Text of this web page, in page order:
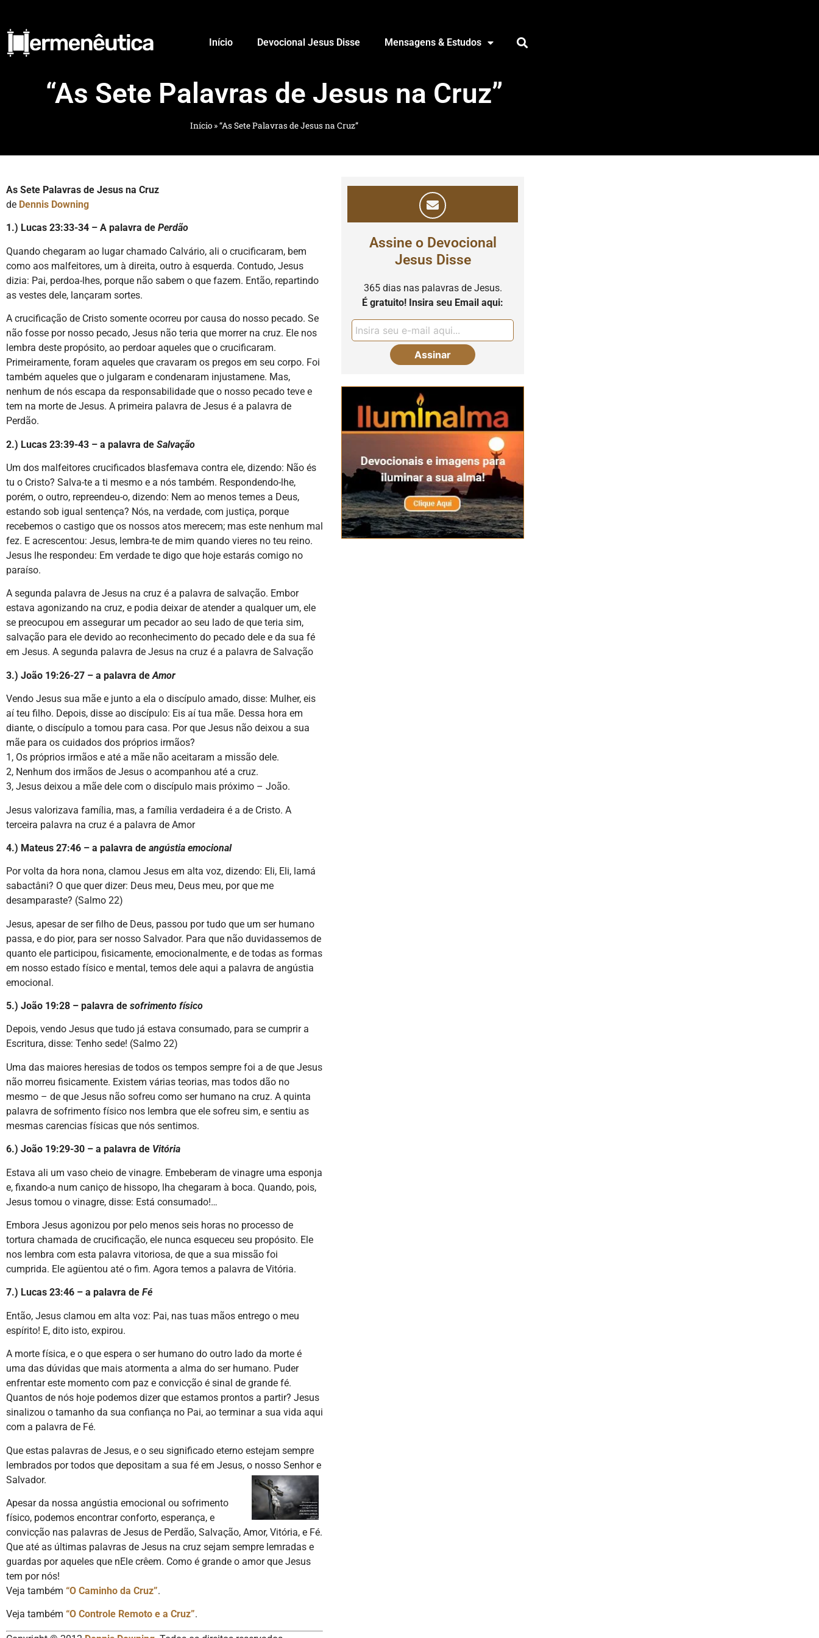
Início Devocional Jesus Disse Mensagens & Estudos
“As Sete Palavras de Jesus na Cruz”
Início »“As Sete Palavras de Jesus na Cruz”
As Sete Palavras de Jesus na Cruz
de Dennis Downing
1.) Lucas 23:33-34 – A palavra de Perdão
Quando chegaram ao lugar chamado Calvário, ali o crucificaram, bem
como aos malfeitores, um à direita, outro à esquerda. Contudo, Jesus
dizia: Pai, perdoa-lhes, porque não sabem o que fazem. Então, repartindo
as vestes dele, lançaram sortes.
A crucificação de Cristo somente ocorreu por causa do nosso pecado. Se
não fosse por nosso pecado, Jesus não teria que morrer na cruz. Ele nos
lembra deste propósito, ao perdoar aqueles que o crucificaram.
Primeiramente, foram aqueles que cravaram os pregos em seu corpo. Foi
também aqueles que o julgaram e condenaram injustamene. Mas,
nenhum de nós escapa da responsabilidade que o nosso pecado teve e
tem na morte de Jesus. A primeira palavra de Jesus é a palavra de
Perdão.
2.) Lucas 23:39-43 – a palavra de Salvação
Um dos malfeitores crucificados blasfemava contra ele, dizendo: Não és
tu o Cristo? Salva-te a ti mesmo e a nós também. Respondendo-lhe,
porém, o outro, repreendeu-o, dizendo: Nem ao menos temes a Deus,
estando sob igual sentença? Nós, na verdade, com justiça, porque
recebemos o castigo que os nossos atos merecem; mas este nenhum mal
fez. E acrescentou: Jesus, lembra-te de mim quando vieres no teu reino.
Jesus lhe respondeu: Em verdade te digo que hoje estarás comigo no
paraíso.
A segunda palavra de Jesus na cruz é a palavra de salvação. Embor
estava agonizando na cruz, e podia deixar de atender a qualquer um, ele
se preocupou em assegurar um pecador ao seu lado de que teria sim,
salvação para ele devido ao reconhecimento do pecado dele e da sua fé
em Jesus. A segunda palavra de Jesus na cruz é a palavra de Salvação
3.) João 19:26-27 – a palavra de Amor
Vendo Jesus sua mãe e junto a ela o discípulo amado, disse: Mulher, eis
aí teu filho. Depois, disse ao discípulo: Eis aí tua mãe. Dessa hora em
diante, o discípulo a tomou para casa. Por que Jesus não deixou a sua
mãe para os cuidados dos próprios irmãos?
1, Os próprios irmãos e até a mãe não aceitaram a missão dele.
2, Nenhum dos irmãos de Jesus o acompanhou até a cruz.
3, Jesus deixou a mãe dele com o discípulo mais próximo – João.
Jesus valorizava família, mas, a família verdadeira é a de Cristo. A
terceira palavra na cruz é a palavra de Amor
4.) Mateus 27:46 – a palavra de angústia emocional
Por volta da hora nona, clamou Jesus em alta voz, dizendo: Eli, Eli, lamá
sabactâni? O que quer dizer: Deus meu, Deus meu, por que me
desamparaste? (Salmo 22)
Jesus, apesar de ser filho de Deus, passou por tudo que um ser humano
passa, e do pior, para ser nosso Salvador. Para que não duvidassemos de
quanto ele participou, fisicamente, emocionalmente, e de todas as formas
em nosso estado físico e mental, temos dele aqui a palavra de angústia
emocional.
5.) João 19:28 – palavra de sofrimento físico
Depois, vendo Jesus que tudo já estava consumado, para se cumprir a
Escritura, disse: Tenho sede! (Salmo 22)
Uma das maiores heresias de todos os tempos sempre foi a de que Jesus
não morreu fisicamente. Existem várias teorias, mas todos dão no
mesmo – de que Jesus não sofreu como ser humano na cruz. A quinta
palavra de sofrimento físico nos lembra que ele sofreu sim, e sentiu as
mesmas carencias físicas que nós sentimos.
6.) João 19:29-30 – a palavra de Vitória
Estava ali um vaso cheio de vinagre. Embeberam de vinagre uma esponja
e, fixando-a num caniço de hissopo, lha chegaram à boca. Quando, pois,
Jesus tomou o vinagre, disse: Está consumado!…
Embora Jesus agonizou por pelo menos seis horas no processo de
tortura chamada de crucificação, ele nunca esqueceu seu propósito. Ele
nos lembra com esta palavra vitoriosa, de que a sua missão foi
cumprida. Ele agüentou até o fim. Agora temos a palavra de Vitória.
7.) Lucas 23:46 – a palavra de Fé
Então, Jesus clamou em alta voz: Pai, nas tuas mãos entrego o meu
espírito! E, dito isto, expirou.
A morte física, e o que espera o ser humano do outro lado da morte é
uma das dúvidas que mais atormenta a alma do ser humano. Puder
enfrentar este momento com paz e convicção é sinal de grande fé.
Quantos de nós hoje podemos dizer que estamos prontos a partir? Jesus
sinalizou o tamanho da sua confiança no Pai, ao terminar a sua vida aqui
com a palavra de Fé.
Que estas palavras de Jesus, e o seu significado eterno estejam sempre
lembrados por todos que depositam a sua fé em Jesus, o nosso Senhor e
Salvador.
Apesar da nossa angústia emocional ou sofrimento
físico, podemos encontrar conforto, esperança, e
convicção nas palavras de Jesus de Perdão, Salvação, Amor, Vitória, e Fé.
Que até as últimas palavras de Jesus na cruz sejam sempre lemradas e
guardas por aqueles que nEle crêem. Como é grande o amor que Jesus
tem por nós!
Veja também “O Caminho da Cruz”.
Veja também “O Controle Remoto e a Cruz”.
Assine o Devocional
Jesus Disse
365 dias nas palavras de Jesus.
É gratuito! Insira seu Email aqui: